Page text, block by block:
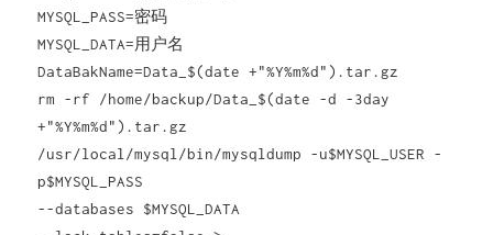
MYSQL_PASS=密码
MYSQL_DATA=用户名
DataBakName=Data_$(date +"%Y%m%d").tar.gz
rm -rf /home/backup/Data_$(date -d -3day
+"%Y%m%d").tar.gz
/usr/local/mysql/bin/mysqldump -u$MYSQL_USER -
p$MYSQL_PASS
--databases $MYSQL_DATA